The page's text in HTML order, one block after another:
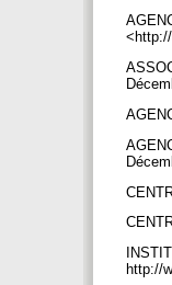
http://